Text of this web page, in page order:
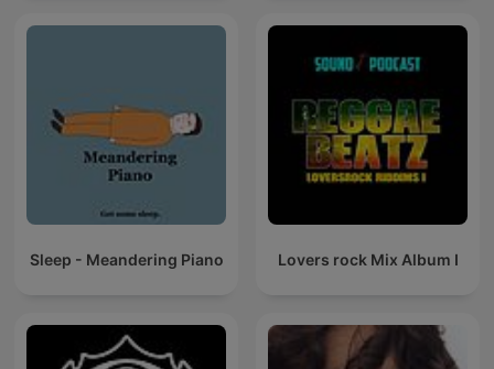
Sleep - Meandering Piano Lovers rock Mix Album I